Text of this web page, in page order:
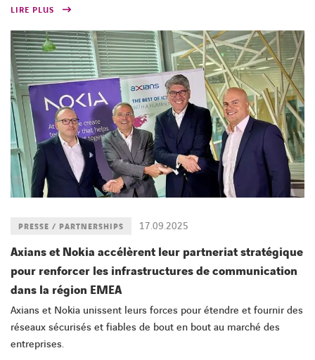
LIRE PLUS
17.09.2025
PRESSE / PARTNERSHIPS
Axians et Nokia accélèrent leur partneriat stratégique
pour renforcer les infrastructures de communication
dans la région EMEA
Axians et Nokia unissent leurs forces pour étendre et fournir des
réseaux sécurisés et fiables de bout en bout au marché des
entreprises.